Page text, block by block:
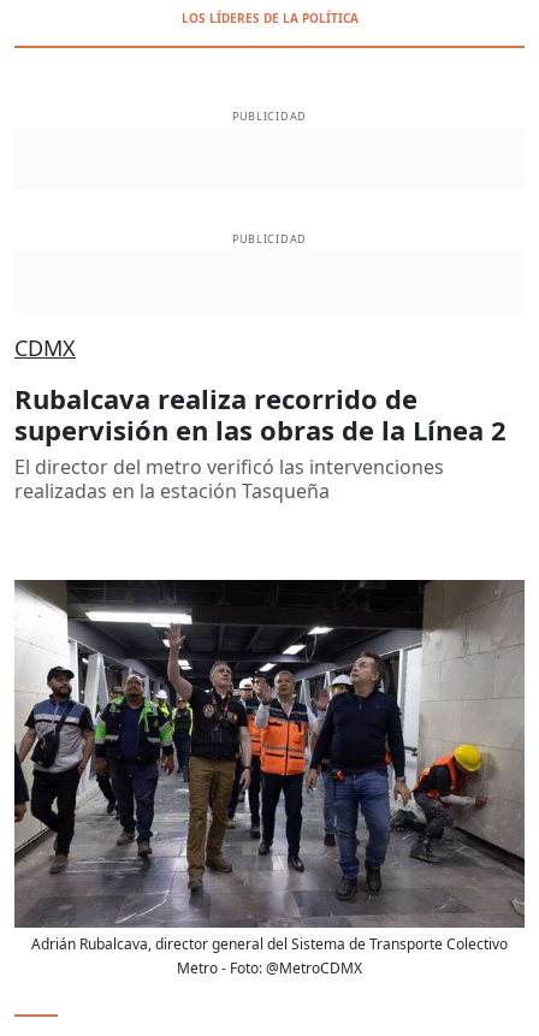
LOS LÍDERES DE LA POLÍTICA
PUBLICIDAD
PUBLICIDAD
CDMX
Rubalcava realiza recorrido de
supervisión en las obras de la Línea 2
El director del metro verificó las intervenciones
realizadas en la estación Tasqueña
Adrián Rubalcava, director general del Sistema de Transporte Colectivo
Metro- Foto:@MetroCDMX